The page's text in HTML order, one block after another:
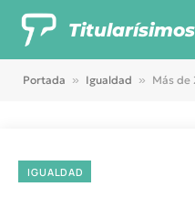
Titularísimos
Portada » Igualdad » Más de 200 personas
IGUALDAD